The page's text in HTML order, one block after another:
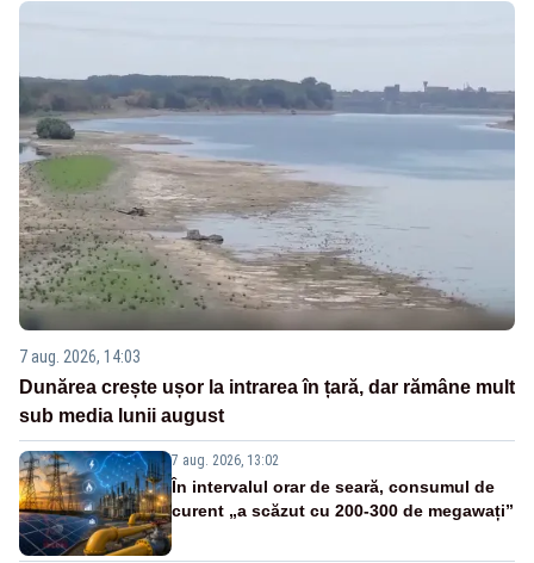
7 aug. 2026, 14:03
Dunărea crește ușor la intrarea în țară, dar rămâne mult
sub media lunii august
7 aug. 2026, 13:02
În intervalul orar de seară, consumul de
curent „a scăzut cu 200-300 de megawați”